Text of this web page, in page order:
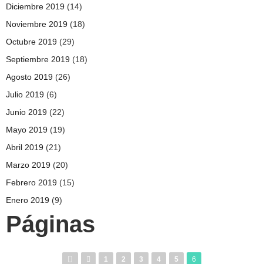
Diciembre 2019 (14)
Noviembre 2019 (18)
Octubre 2019 (29)
Septiembre 2019 (18)
Agosto 2019 (26)
Julio 2019 (6)
Junio 2019 (22)
Mayo 2019 (19)
Abril 2019 (21)
Marzo 2019 (20)
Febrero 2019 (15)
Enero 2019 (9)
Páginas
1 2 3 4 5 6